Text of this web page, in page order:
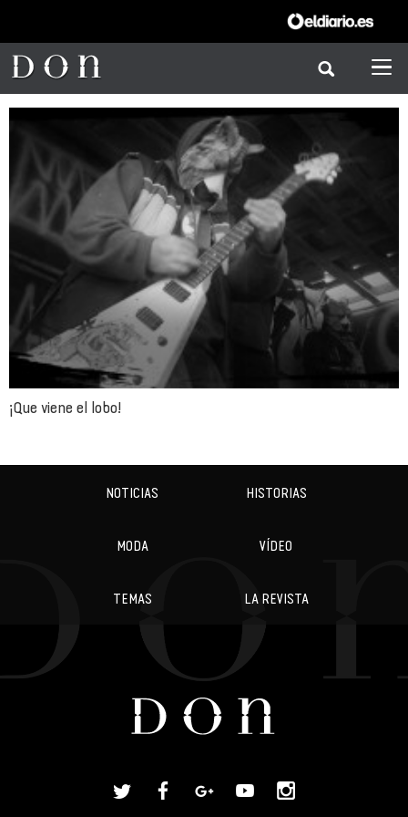
¡Que viene el lobo!
NOTICIAS HISTORIAS
MODA VÍDEO
TEMAS LA REVISTA